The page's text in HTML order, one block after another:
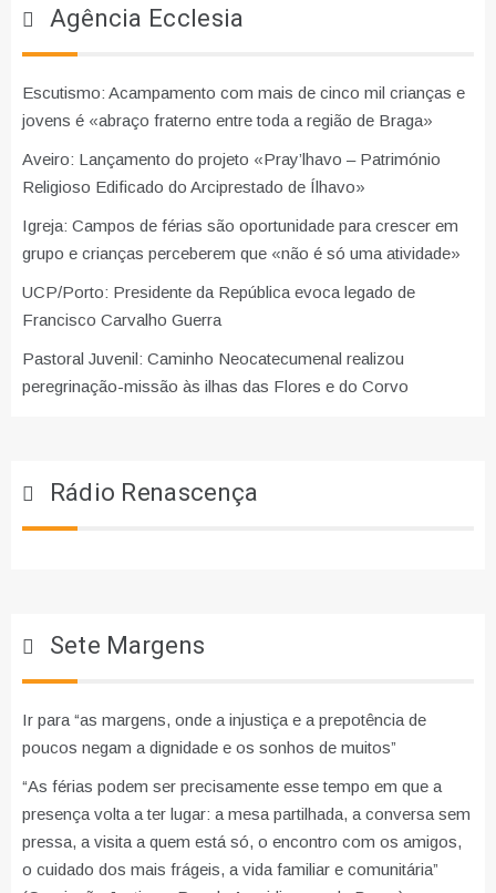
Agência Ecclesia
Escutismo: Acampamento com mais de cinco mil crianças e
jovens é «abraço fraterno entre toda a região de Braga»
Aveiro: Lançamento do projeto «Pray’lhavo – Património
Religioso Edificado do Arciprestado de Ílhavo»
Igreja: Campos de férias são oportunidade para crescer em
grupo e crianças perceberem que «não é só uma atividade»
UCP/Porto: Presidente da República evoca legado de
Francisco Carvalho Guerra
Pastoral Juvenil: Caminho Neocatecumenal realizou
peregrinação-missão às ilhas das Flores e do Corvo
Rádio Renascença
Sete Margens
Ir para “as margens, onde a injustiça e a prepotência de
poucos negam a dignidade e os sonhos de muitos”
“As férias podem ser precisamente esse tempo em que a
presença volta a ter lugar: a mesa partilhada, a conversa sem
pressa, a visita a quem está só, o encontro com os amigos,
o cuidado dos mais frágeis, a vida familiar e comunitária”